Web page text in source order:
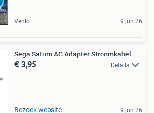
Venlo 9 jun 26
Sega Saturn AC Adapter Stroomkabel
€ 3,95 Details
Bezoek website 9 jun 26